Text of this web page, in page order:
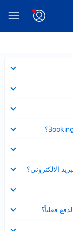
الالكتروني؟
فعلياً؟